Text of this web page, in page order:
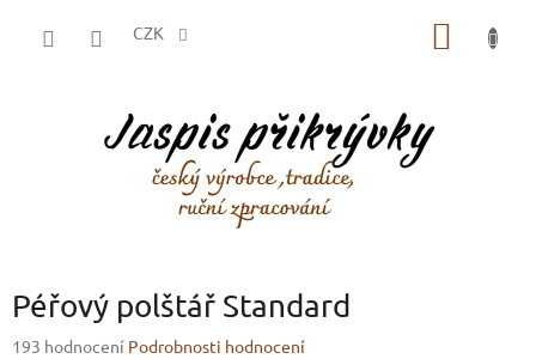
CZK
Péřový polštář Standard
Průměrné
193 hodnocení Podrobnosti hodnocení